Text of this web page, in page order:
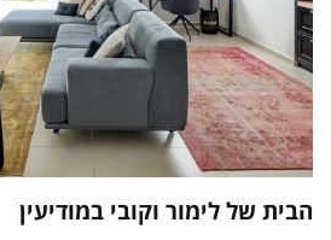
הבית של לימור וקובי במודיעין